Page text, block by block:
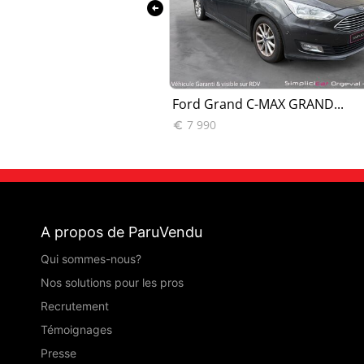
Ford Grand C-MAX GRAND...
 7 990
arrow_circle_left
A propos de ParuVendu
Qui sommes-nous?
Nos solutions pour les pros
Recrutement
Témoignages
Presse